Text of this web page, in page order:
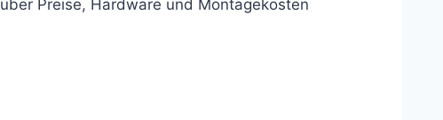
Preise, Hardware und Montagekosten